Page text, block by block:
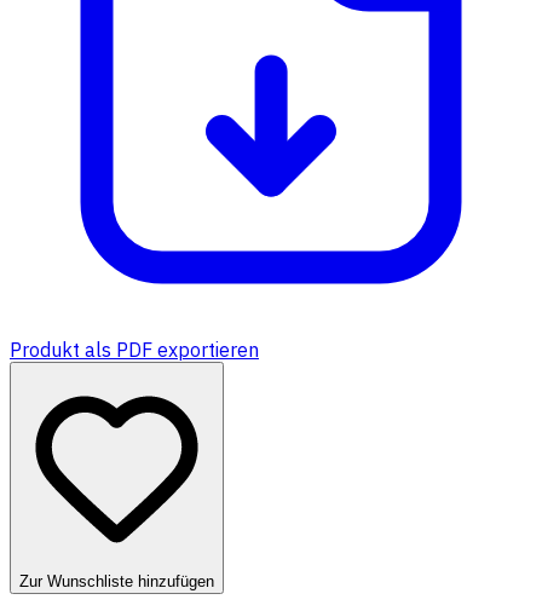
Produkt als PDF exportieren
Zur Wunschliste hinzufügen